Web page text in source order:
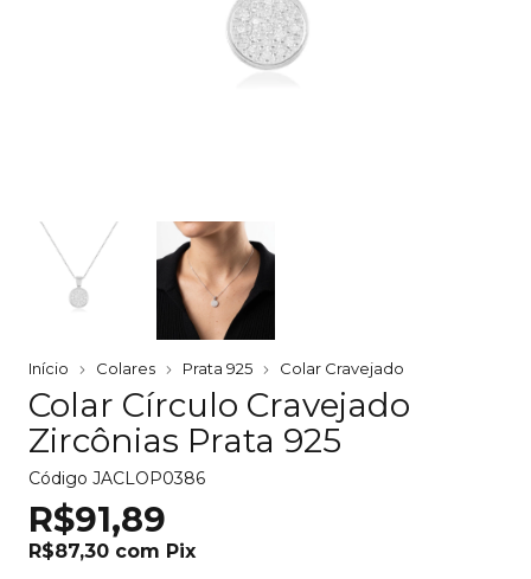
Início Colares Prata 925 Colar Cravejado
Colar Círculo Cravejado
Zircônias Prata 925
Código JACLOP0386
R$91,89
R$87,30 com Pix